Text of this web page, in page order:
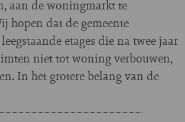
aan de woningmarkt te
hopen dat de gemeente
etages die na twee jaar
niet tot woning verbouwen,
In het grotere belang van de